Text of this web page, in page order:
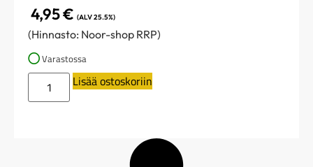
4,95€ (ALV 25.5%)
(Hinnasto: Noor-shop RRP)
Varastossa
Lisää ostoskoriin